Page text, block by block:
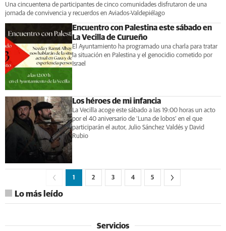
Una cincuentena de participantes de cinco comunidades disfrutaron de una
jornada de convivencia y recuerdos en Aviados-Valdepiélago
Encuentro con Palestina este sábado en
La Vecilla de Curueño
El Ayuntamiento ha programado una charla para tratar
la situación en Palestina y el genocidio cometido por
Israel
Los héroes de mi infancia
La Vecilla acoge este sábado a las 19:00 horas un acto
por el 40 aniversario de ‘Luna de lobos’ en el que
participarán el autor, Julio Sánchez Valdés y David
Rubio
1 2 3 4 5
Lo más leído
Servicios